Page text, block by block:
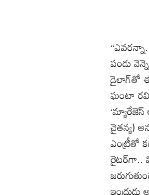
పండు
డైలాగ్‌తో
ఘంటా రవి
చైతన్య)
ఎంట్రీతో
రైటర్‌గా..